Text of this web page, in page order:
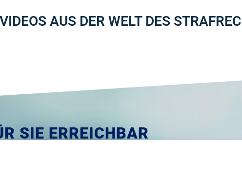
AUS DER WELT DES
SIE ERREICHBAR